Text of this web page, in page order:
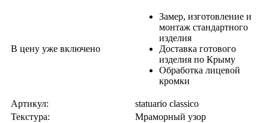
В цену уже включено
Замер, изготовление и
монтаж стандартного
изделия
Доставка готового
изделия по Крыму
Обработка лицевой
кромки
Артикул:
statuario classico
Текстура:
Мраморный узор